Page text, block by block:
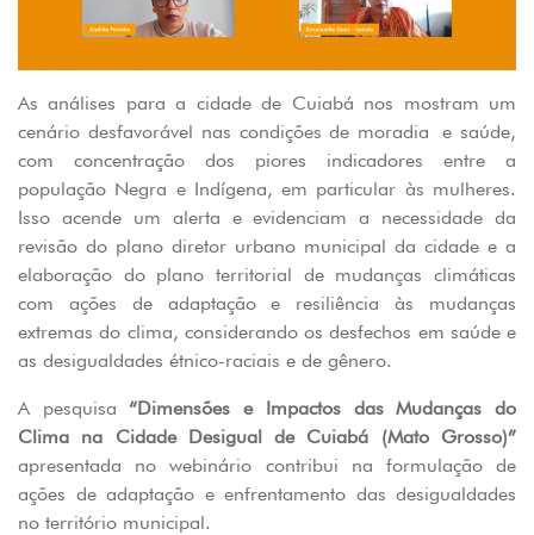
As análises para a cidade de Cuiabá nos mostram um
cenário desfavorável nas condições de moradia e saúde,
com concentração dos piores indicadores entre a
população Negra e Indígena, em particular às mulheres.
Isso acende um alerta e evidenciam a necessidade da
revisão do plano diretor urbano municipal da cidade e a
elaboração do plano territorial de mudanças climáticas
com ações de adaptação e resiliência às mudanças
extremas do clima, considerando os desfechos em saúde e
as desigualdades étnico-raciais e de gênero.
A pesquisa“Dimensões e Impactos das Mudanças do
Clima na Cidade Desigual de Cuiabá (Mato Grosso)”
apresentada no webinário contribui na formulação de
ações de adaptação e enfrentamento das desigualdades
no território municipal.